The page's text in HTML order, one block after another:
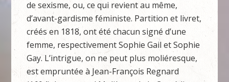
de sexisme, ou, ce qui revient au même,
d’avant-gardisme féministe. Partition et livret,
créés en 1818, ont été chacun signé d’une
femme, respectivement Sophie Gail et Sophie
Gay. L’intrigue, on ne peut plus moliéresque,
est empruntée à Jean-François Regnard